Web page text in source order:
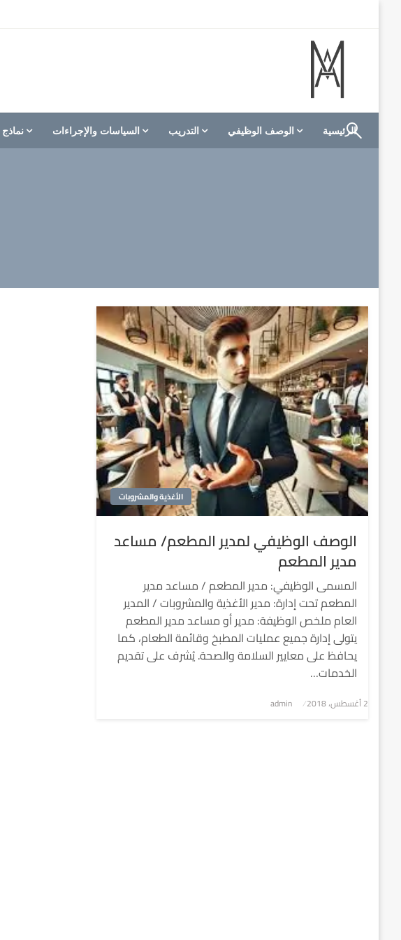
M A hotels | إم ايه هوتيلز
الموقع الأول للعاملين في الفنادق في العالم العربي
الرئيسية الوصف الوظيفي التدريب السياسات والإجراءات نماذج
الأغذية والمشروبات
الوصف الوظيفي لمدير المطعم/ مساعد
مدير المطعم
المسمى الوظيفي: مدير المطعم / مساعد مدير
المطعم تحت إدارة: مدير الأغذية والمشروبات / المدير
العام ملخص الوظيفة: مدير أو مساعد مدير المطعم
يتولى إدارة جميع عمليات المطبخ وقائمة الطعام، كما
يحافظ على معايير السلامة والصحة. يُشرف على تقديم
الخدمات…
نُشر
2 أغسطس، 2018 admin